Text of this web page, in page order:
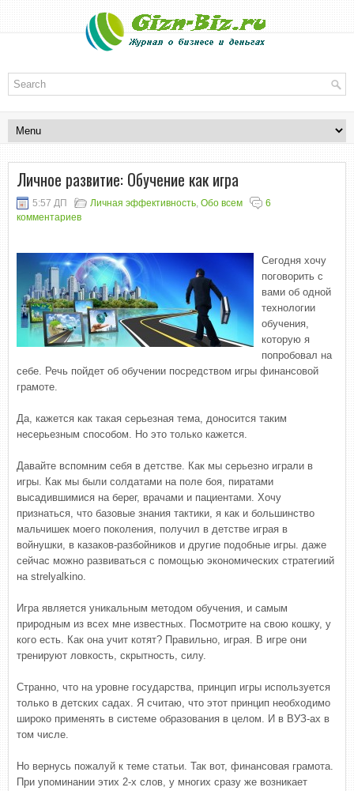
Личное развитие: Обучение как игра
5:57 ДП Личная эффективность, Обо всем
6
комментариев
Сегодня хочу
поговорить с
вами об одной
технологии
обучения,
которую я
попробовал на
себе. Речь пойдет об обучении посредством игры финансовой
грамоте.
Да, кажется как такая серьезная тема, доносится таким
несерьезным способом. Но это только кажется.
Давайте вспомним себя в детстве. Как мы серьезно играли в
игры. Как мы были солдатами на поле боя, пиратами
высадившимися на берег, врачами и пациентами. Хочу
признаться, что базовые знания тактики, я как и большинство
мальчишек моего поколения, получил в детстве играя в
войнушки, в казаков-разбойников и другие подобные игры. даже
сейчас можно развиваться с помощью экономических стратегиий
на strelyalkino.
Игра является уникальным методом обучения, и самым
природным из всех мне известных. Посмотрите на свою кошку, у
кого есть. Как она учит котят? Правильно, играя. В игре они
тренируют ловкость, скрытность, силу.
Странно, что на уровне государства, принцип игры используется
только в детских садах. Я считаю, что этот принцип необходимо
широко применять в системе образования в целом. И в ВУЗ-ах в
том числе.
Но вернусь пожалуй к теме статьи. Так вот, финансовая грамота.
При упоминании этих 2-х слов, у многих сразу же возникает